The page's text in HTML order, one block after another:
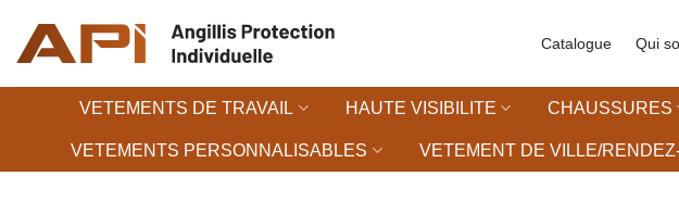
contenu
Catalogue Qui
VETEMENTS DE TRAVAIL HAUTE VISIBILITE CHAUSSURES
VETEMENTS PERSONNALISABLES VETEMENT DE VILLE/